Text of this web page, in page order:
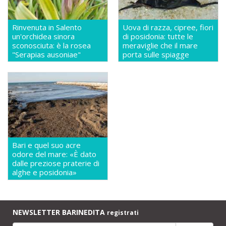
Rinvenuta in Salento
un'orchidea sinora
sconosciuta: è la rosea
"Serapias ausoniae"
Uova di razza, cipree, fiori
di posidonia: tutte le
meraviglie che il mare
porta sulle spiagge
Bari e quel suo acre
odore del mare: «È dato
dalle preziose praterie di
alghe e posidonia»
NEWSLETTER BARINEDITA registrati